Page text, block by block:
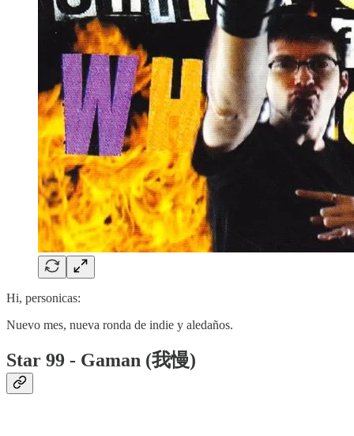
Hi, personicas:
Nuevo mes, nueva ronda de indie y aledaños.
Star 99 - Gaman (我慢)